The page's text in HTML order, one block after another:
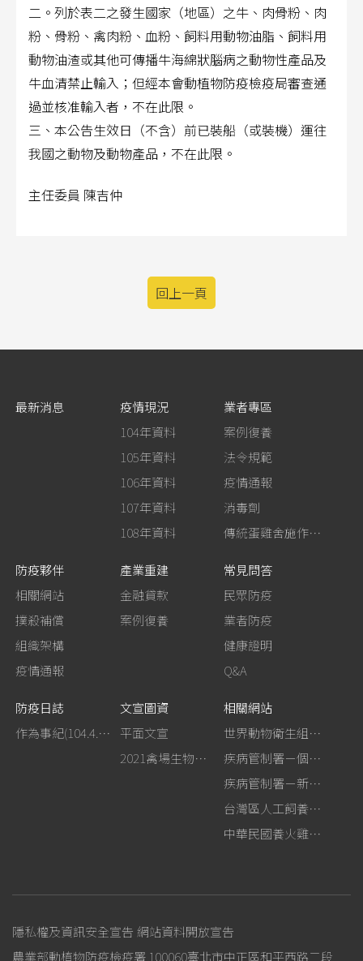
二。列於表二之發生國家（地區）之牛、肉骨粉、肉
粉、骨粉、禽肉粉、血粉、飼料用動物油脂、飼料用
動物油渣或其他可傳播牛海綿狀腦病之動物性產品及
牛血清禁止輸入；但經本會動植物防疫檢疫局審查通
過並核准輸入者，不在此限。
三、本公告生效日（不含）前已裝船（或裝機）運往
我國之動物及動物產品，不在此限。
主任委員 陳吉仲
回上一頁
最新消息
疫情現況
104年資料
105年資料
106年資料
107年資料
108年資料
業者專區
案例復養
法令規範
疫情通報
消毒劑
傳統蛋雞舍施作生石灰消毒
防疫夥伴
相關網站
撲殺補償
組織架構
疫情通報
產業重建
金融貸款
案例復養
常見問答
民眾防疫
業者防疫
健康證明
Q&A
防疫日誌
作為事紀(104.4.13行政院新聞傳播處彙整)
文宣圖資
平面文宣
2021禽場生物安全手冊
相關網站
世界動物衛生組織－禽流感網站
疾病管制署－個人防護裝備使用建議
疾病管制署－新型A型流感專區
台灣區人工飼養鴕鳥協會
中華民國養火雞協會
隱私權及資訊安全宣告 網站資料開放宣告
農業部動植物防疫檢疫署 100060臺北市中正區和平西路二段